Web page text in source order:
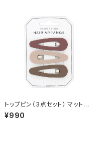
トップピン（3点セット） マットカ
ラー HTP0232-BR（ブラウン）
¥990